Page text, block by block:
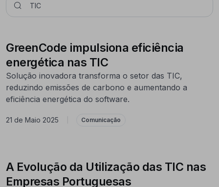
GreenCode impulsiona eficiência
energética nas TIC
Solução inovadora transforma o setor das TIC,
reduzindo emissões de carbono e aumentando a
eficiência energética do software.
21 de Maio 2025 Comunicação
A Evolução da Utilização das TIC nas
Empresas Portuguesas